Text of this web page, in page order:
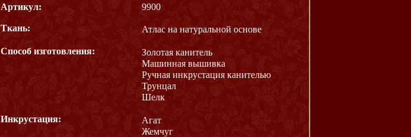
Артикул: 9900
Ткань: Атлас на натуральной основе
Способ изготовления:
Золотая канитель
Машинная вышивка
Ручная инкрустация канителью
Трунцал
Шелк
Инкрустация:
Агат
Жемчуг